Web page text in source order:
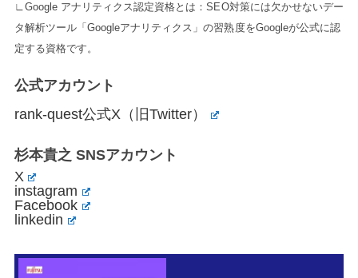
∟Google アナリティクス認定資格とは：SEO対策には欠かせないデー
タ解析ツール「Googleアナリティクス」の習熟度をGoogleが公式に認
定する資格です。
公式アカウント
rank-quest公式X（旧Twitter）
杉本貴之 SNSアカウント
X
instagram
Facebook
linkedin